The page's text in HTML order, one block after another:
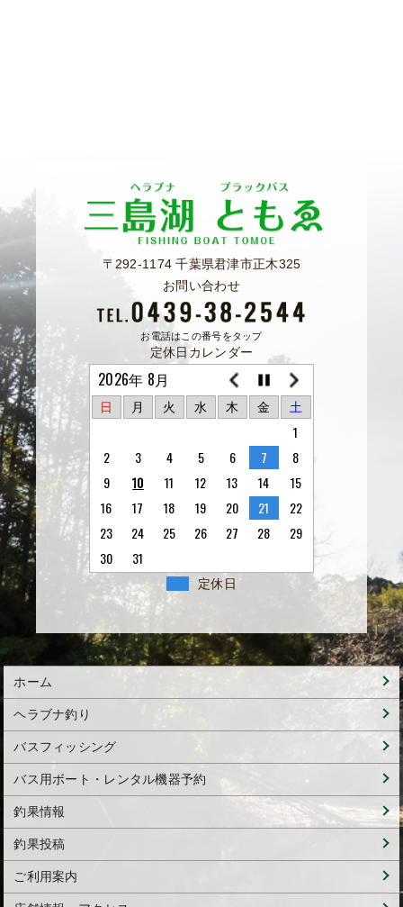
〒292-1174 千葉県君津市正木325
お問い合わせ
お電話はこの番号をタップ
定休日カレンダー
2026年 8月
日 月 火 水 木 金 土
1
2
3 4 5 6 7
8
9
10 11 12 13 14
15
16
17 18 19 20 21
22
23
24 25 26 27 28
29
30
31
定休日
ホーム
ヘラブナ釣り
バスフィッシング
バス用ボート・レンタル機器予約
釣果情報
釣果投稿
ご利用案内